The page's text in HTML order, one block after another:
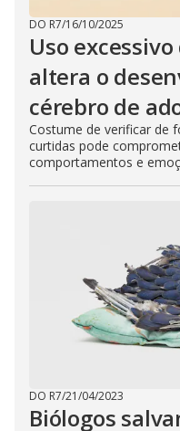
DO R7/16/10/2025
Uso
altera o
cérebro de
Costume de verificar de
curtidas pode
comportamentos e
DO R7/21/04/2023
Biólogos